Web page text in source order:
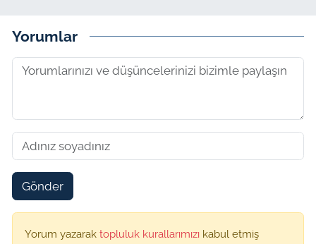
Yorumlar
Gönder
Yorum yazarak topluluk kurallarımızı kabul etmiş